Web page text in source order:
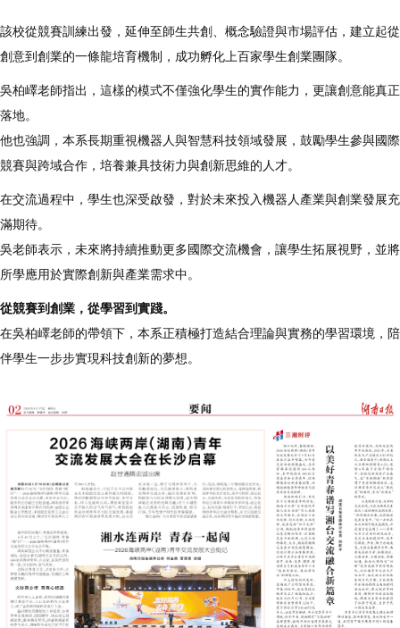
該校從競賽訓練出發，延伸至師生共創、概念驗證與市場評估，建立起從
創意到創業的一條龍培育機制，成功孵化上百家學生創業團隊。
吳柏嶧老師指出，這樣的模式不僅強化學生的實作能力，更讓創意能真正
落地。
他也強調，本系長期重視機器人與智慧科技領域發展，鼓勵學生參與國際
競賽與跨域合作，培養兼具技術力與創新思維的人才。
在交流過程中，學生也深受啟發，對於未來投入機器人產業與創業發展充
滿期待。
吳老師表示，未來將持續推動更多國際交流機會，讓學生拓展視野，並將
所學應用於實際創新與產業需求中。
從競賽到創業，從學習到實踐。
在吳柏嶧老師的帶領下，本系正積極打造結合理論與實務的學習環境，陪
伴學生一步步實現科技創新的夢想。